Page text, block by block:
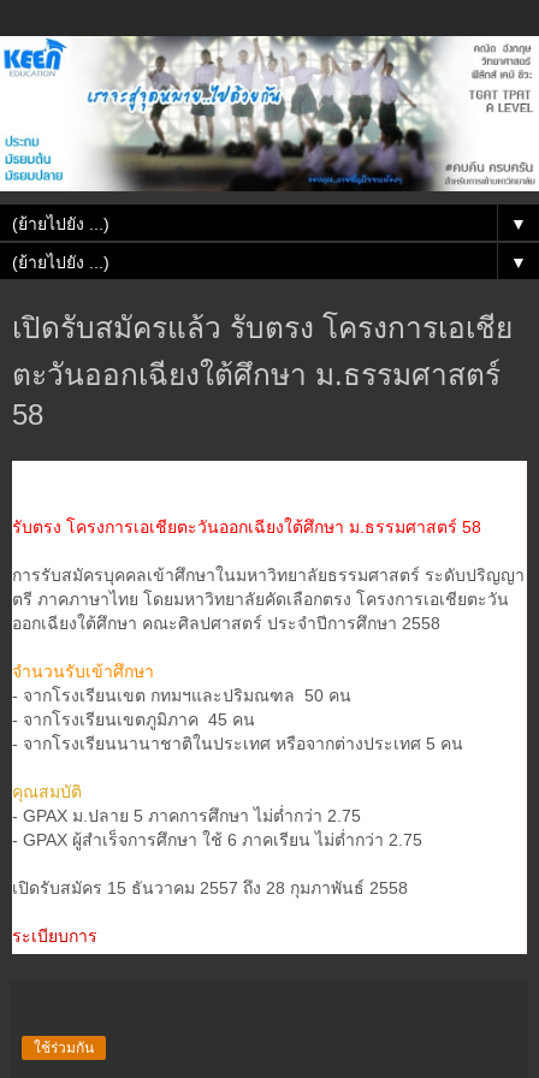
▼
▼
เปิดรับสมัครแล้ว รับตรง โครงการเอเชีย
ตะวันออกเฉียงใต้ศึกษา ม.ธรรมศาสตร์
58
รับตรง โครงการเอเชียตะวันออกเฉียงใต้ศึกษา ม.ธรรมศาสตร์ 58
การรับสมัครบุคคลเข้าศึกษาในมหาวิทยาลัยธรรมศาสตร์ ระดับปริญญา
ตรี ภาคภาษาไทย โดยมหาวิทยาลัยคัดเลือกตรง โครงการเอเชียตะวัน
ออกเฉียงใต้ศึกษา คณะศิลปศาสตร์ ประจำปีการศึกษา 2558
จำนวนรับเข้าศึกษา
- จากโรงเรียนเขต กทมฯและปริมณฑล 50 คน
- จากโรงเรียนเขตภูมิภาค 45 คน
- จากโรงเรียนนานาชาติในประเทศ หรือจากต่างประเทศ 5 คน
คุณสมบัติ
- GPAX ม.ปลาย 5 ภาคการศึกษา ไม่ต่ำกว่า 2.75
- GPAX ผู้สำเร็จการศึกษา ใช้ 6 ภาคเรียน ไม่ต่ำกว่า 2.75
เปิดรับสมัคร 15 ธันวาคม 2557 ถึง 28 กุมภาพันธ์ 2558
ระเบียบการ
ใช้ร่วมกัน